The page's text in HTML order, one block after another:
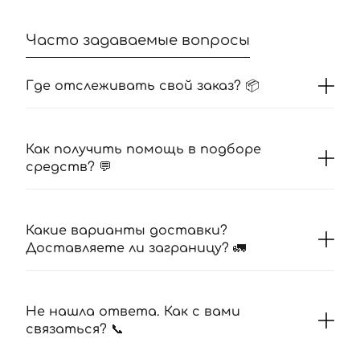
Часто задаваемые вопросы
Где отслеживать свой заказ? 📦
Как получить помощь в подборе
средств? 💬
Какие варианты доставки?
Доставляете ли заграницу? 🚛
Не нашла ответа. Как с вами
связаться? 📞